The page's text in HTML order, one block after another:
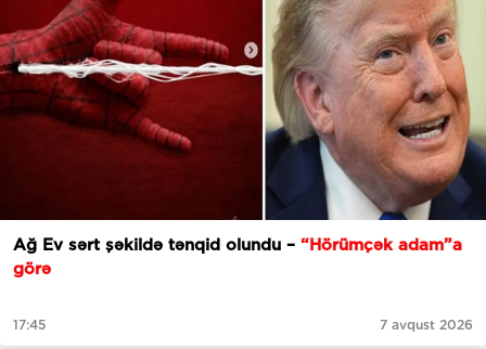
Ağ Ev sərt şəkildə tənqid olundu – “Hörümçək adam”a
görə
17:45 7 avqust 2026